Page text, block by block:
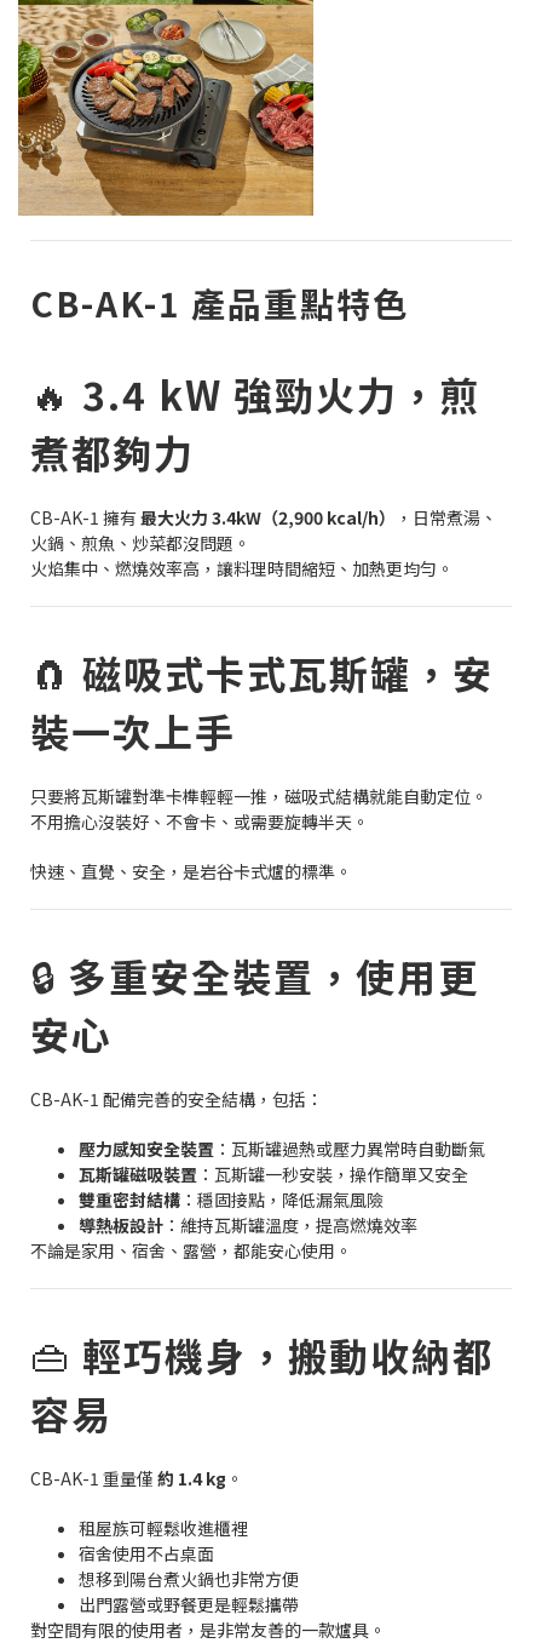
CB-AK-1 產品重點特色
🔥 3.4 kW 強勁火力，煎
煮都夠力
CB-AK-1 擁有最大火力 3.4kW（2,900 kcal/h）
，日常煮湯、
火鍋、煎魚、炒菜都沒問題。
火焰集中、燃燒效率高，讓料理時間縮短、加熱更均勻。
🧲 磁吸式卡式瓦斯罐，安
裝一次上手
只要將瓦斯罐對準卡榫輕輕一推，磁吸式結構就能自動定位。
不用擔心沒裝好、不會卡、或需要旋轉半天。
快速、直覺、安全，是岩谷卡式爐的標準。
🔒 多重安全裝置，使用更
安心
CB-AK-1 配備完善的安全結構，包括：
壓力感知安全裝置 ：瓦斯罐過熱或壓力異常時自動斷氣
瓦斯罐磁吸裝置 ：瓦斯罐一秒安裝，操作簡單又安全
雙重密封結構 ：穩固接點，降低漏氣風險
導熱板設計 ：維持瓦斯罐溫度，提高燃燒效率
不論是家用、宿舍、露營，都能安心使用。
👜 輕巧機身，搬動收納都
容易
CB-AK-1 重量僅 約 1.4 kg 。
租屋族可輕鬆收進櫃裡
宿舍使用不占桌面
想移到陽台煮火鍋也非常方便
出門露營或野餐更是輕鬆攜帶
對空間有限的使用者，是非常友善的一款爐具。